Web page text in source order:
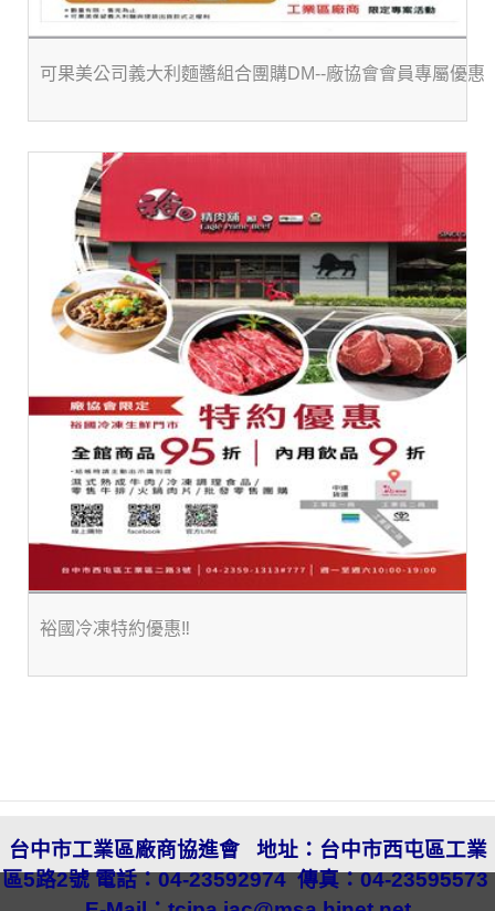
可果美公司義大利麵醬組合團購DM--廠協會會員專屬優惠
裕國冷凍特約優惠‼️
台中市工業區廠商協進會 地址： 台中市西屯區工業
區5路2號電話：04-23592974傳真：04-23595573